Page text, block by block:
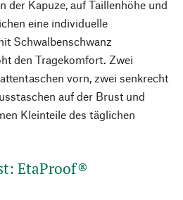
der Kapuze, auf Taillenhöhe und
eine individuelle
Schwalbenschwanz
den Tragekomfort. Zwei
vorn, zwei senkrecht
auf der Brust und
Kleinteile des täglichen
EtaProof®